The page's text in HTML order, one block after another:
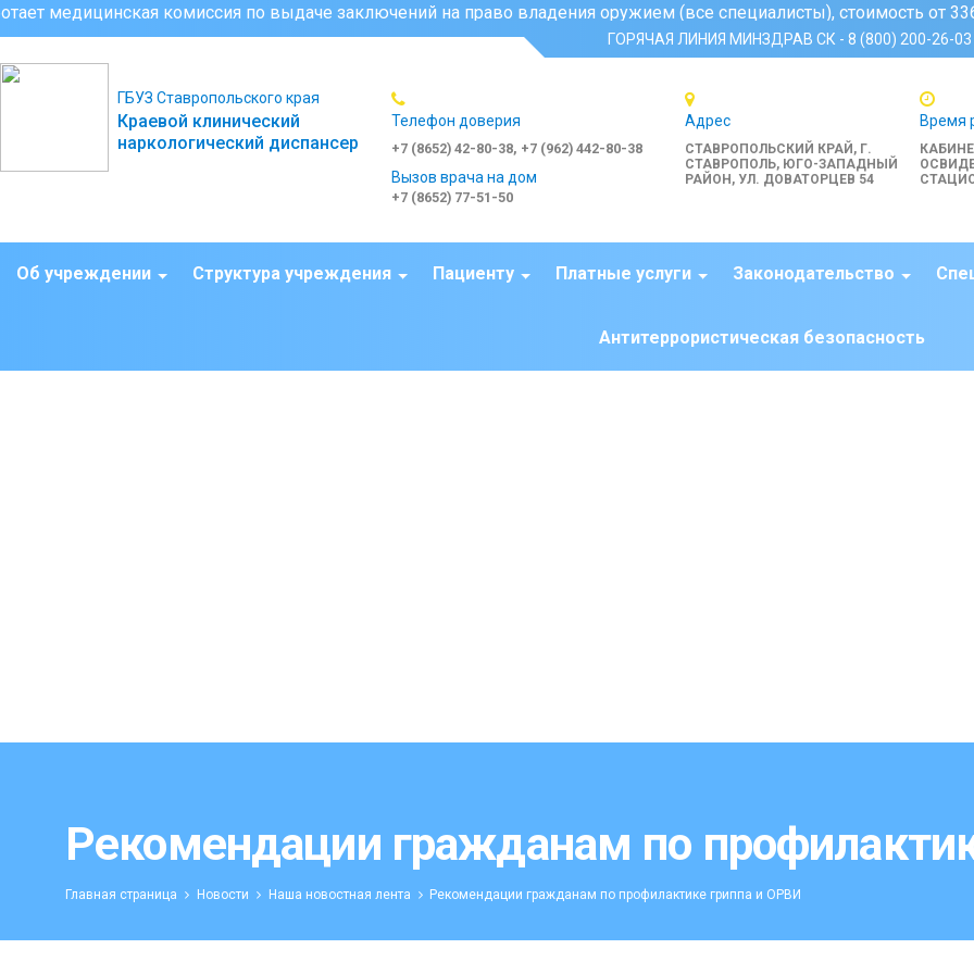
комиссия по выдаче заключений на право владения оружием (все специалисты), стоимость от 3360
ГОРЯЧАЯ ЛИНИЯ МИНЗДРАВ СК - 8 (800) 200-26-03
ГБУЗ Ставропольского края
Краевой клинический
наркологический диспансер
Телефон доверия
+7 (8652) 42-80-38, +7 (962) 442-80-38
Вызов врача на дом
+7 (8652) 77-51-50
Адрес
СТАВРОПОЛЬСКИЙ КРАЙ, Г.
СТАВРОПОЛЬ, ЮГО-ЗАПАДНЫЙ
РАЙОН, УЛ. ДОВАТОРЦЕВ 54
Время
Об учреждении Структура учреждения Пациенту Платные услуги Законодательство
Антитеррористическая безопасность
Рекомендации гражданам по
Главная страница Новости Наша новостная лента Рекомендации гражданам по профилактике гриппа и ОРВИ